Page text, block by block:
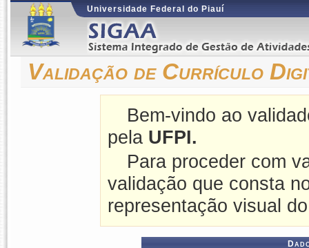
Universidade Federal do Piauí
Validação de Currículo
Bem-vindo ao
pela UFPI.
Para proceder com
validação que consta
representação visual